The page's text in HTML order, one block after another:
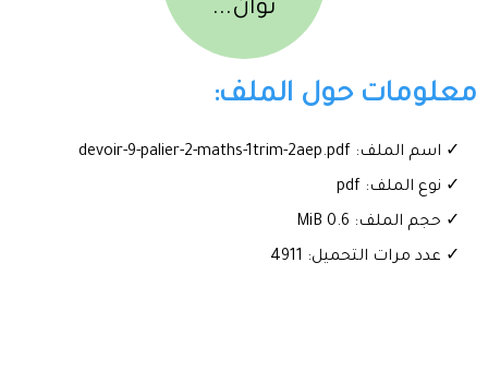
ثوان...
معلومات حول الملف:
✓ اسم الملف: devoir-9-palier-2-maths-1trim-2aep.pdf
✓ نوع الملف: pdf
✓ حجم الملف: 0.6 MiB
✓ عدد مرات التحميل: 4911